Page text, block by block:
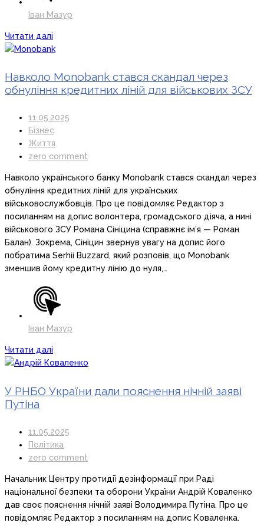
Іван Мазур
Читати далі
Навколо Monobank стався скандал через
обнуління кредитних ліній для військових ЗСУ
11.05.2025
Бізнес
Життя
zero comment
Навколо українського банку Monobank стався скандал через
обнуління кредитних ліній для українських
військовослужбовців. Про це повідомляє Редактор з
посиланням на допис волонтера, громадського діяча, а нині
військового ЗСУ Романа Сініцина (справжнє ім’я — Роман
Балан). Зокрема, Сініцин звернув увагу на допис його
побратима Serhii Buzzard, який розповів, що Monobank
зменшив йому кредитну лінію до нуля,…
Іван Мазур
Читати далі
У РНБО України дали пояснення нічній заяві
Путіна
11.05.2025
Політика
zero comment
Начальник Центру протидії дезінформації при Раді
національної безпеки та оборони України Андрій Коваленко
дав своє пояснення нічній заяві Володимира Путіна. Про це
повідомляє Редактор з посиланням на допис Коваленка.